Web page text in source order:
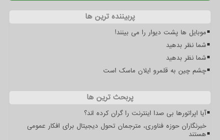
پربیننده ترین ها
موبایل ها پشت دیوار را می بینند!
شما نظر بدهید
شما نظر بدهید
چشم چین به قلمرو ایلان ماسک است
پربحث ترین ها
آیا اپراتورها بی صدا اینترنت را گران کرده اند؟
خبرنگاران حوزه فناوری، مترجمان تحول دیجیتال برای افکار عمومی
هستند